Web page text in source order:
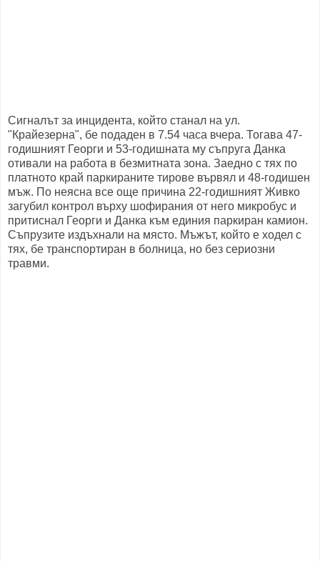
Сигналът за инцидента, който станал на ул.
"Крайезерна", бе подаден в 7.54 часа вчера. Тогава 47-
годишният Георги и 53-годишната му съпруга Данка
отивали на работа в безмитната зона. Заедно с тях по
платното край паркираните тирове вървял и 48-годишен
мъж. По неясна все още причина 22-годишният Живко
загубил контрол върху шофирания от него микробус и
притиснал Георги и Данка към единия паркиран камион.
Съпрузите издъхнали на място. Мъжът, който е ходел с
тях, бе транспортиран в болница, но без сериозни
травми.